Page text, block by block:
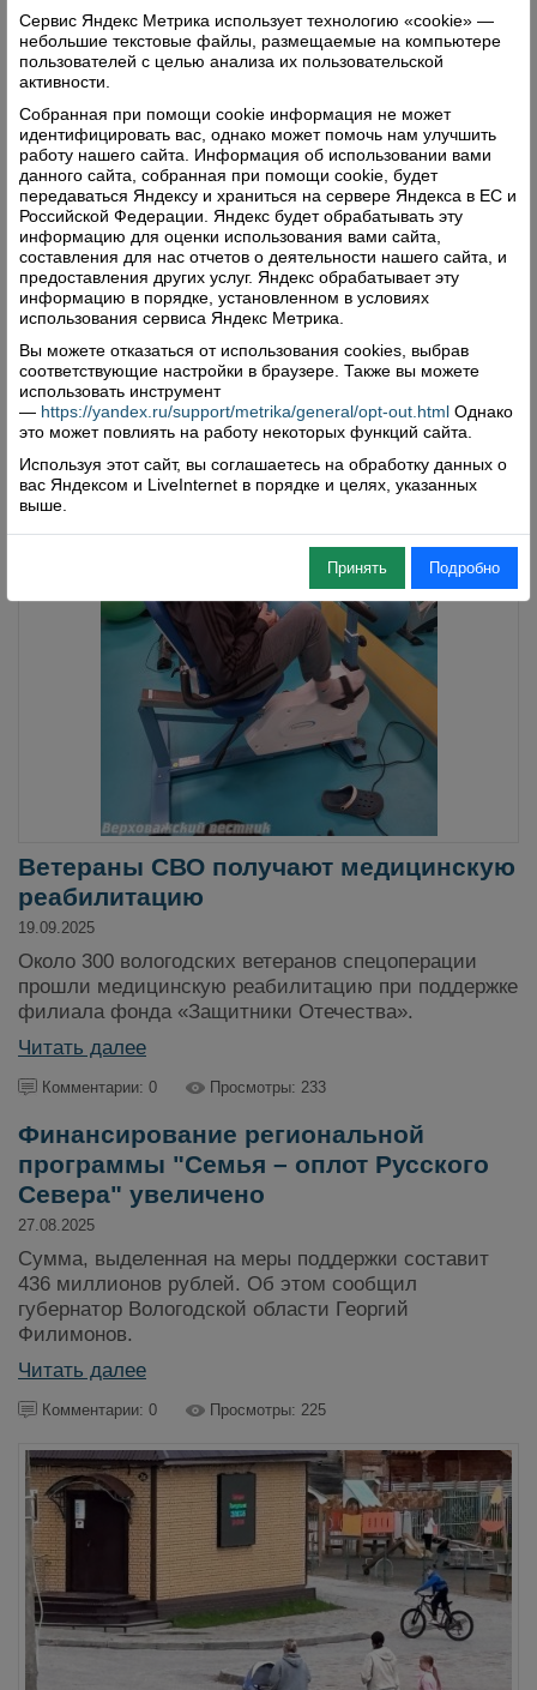
29.10.2025
Государство уделяет приоритетное внимание
поддержке семей с детьми, оказывая помощь
родителям в различных жизненных ситуациях.
Осознавая важную роль отца в воспитании,
Отделение Социального фонда России по
Вологодской области предоставляет мужчинам
широкий спектр выплат и возможностей. 19 октября
в регионе и в нашем округе отмечали День отца.
Напоминаем о доступных мерах поддержки для
мужчин.
Читать далее
Комментарии: 0 Просмотры: 230
Ветераны СВО получают медицинскую
реабилитацию
19.09.2025
Около 300 вологодских ветеранов спецоперации
прошли медицинскую реабилитацию при поддержке
филиала фонда «Защитники Отечества».
Читать далее
Комментарии: 0 Просмотры: 233
Финансирование региональной
программы "Семья – оплот Русского
Севера" увеличено
27.08.2025
Сумма, выделенная на меры поддержки составит
436 миллионов рублей. Об этом сообщил
губернатор Вологодской области Георгий
Филимонов.
Читать далее
Комментарии: 0 Просмотры: 225
Сервис Яндекс Метрика использует технологию «cookie» —
небольшие текстовые файлы, размещаемые на компьютере
пользователей с целью анализа их пользовательской
активности.
Собранная при помощи cookie информация не может
идентифицировать вас, однако может помочь нам улучшить
работу нашего сайта. Информация об использовании вами
данного сайта, собранная при помощи cookie, будет
передаваться Яндексу и храниться на сервере Яндекса в ЕС и
Российской Федерации. Яндекс будет обрабатывать эту
информацию для оценки использования вами сайта,
составления для нас отчетов о деятельности нашего сайта, и
предоставления других услуг. Яндекс обрабатывает эту
информацию в порядке, установленном в условиях
использования сервиса Яндекс Метрика.
Вы можете отказаться от использования cookies, выбрав
соответствующие настройки в браузере. Также вы можете
использовать инструмент
— https://yandex.ru/support/metrika/general/opt-out.html Однако
это может повлиять на работу некоторых функций сайта.
Используя этот сайт, вы соглашаетесь на обработку данных о
вас Яндексом и LiveInternet в порядке и целях, указанных
выше.
Принять Подробно